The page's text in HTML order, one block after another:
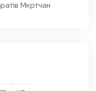
Мкртчан